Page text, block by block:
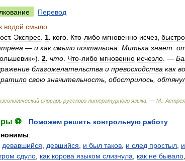
Перевод
водой смыло
. Экспрес 1. кого Кто-либо мгновенно исчез быстро
— и как смыло почтальона Митька знает:
»). 2. что Что-либо мгновенно исчезло . —
благожелательства и превосходства как
свою значительность обострилось
словарь русского литературного языка . — М :
⚽
Поможем решить контрольную работу
:
девавшийся девшийся и был таков и след простыл
сдуло как корова языком слизнула как не бывало